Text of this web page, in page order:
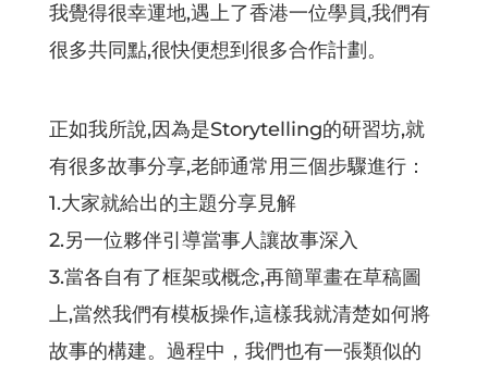
我覺得很幸運地,遇上了香港一位學員,我們有
很多共同點,很快便想到很多合作計劃。
正如我所說,因為是Storytelling的研習坊,就
有很多故事分享,老師通常用三個步驟進行：
1.大家就給出的主題分享見解
2.另一位夥伴引導當事人讓故事深入
3.當各自有了框架或概念,再簡單畫在草稿圖
上,當然我們有模板操作,這樣我就清楚如何將
故事的構建。過程中，我們也有一張類似的